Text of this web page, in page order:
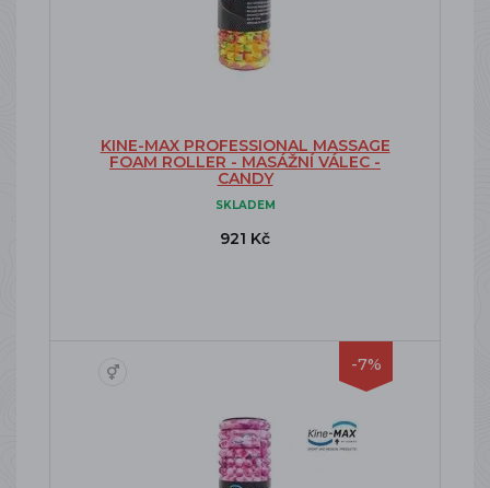
KINE-MAX PROFESSIONAL MASSAGE
FOAM ROLLER - MASÁŽNÍ VÁLEC -
CANDY
SKLADEM
921 Kč
-7%